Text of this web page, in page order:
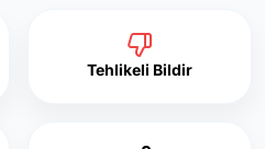
Tehlikeli Bildir